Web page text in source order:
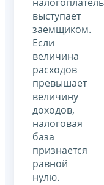
выступает
заемщиком.
Если
величина
расходов
превышает
величину
доходов,
налоговая
база
признается
равной
нулю.